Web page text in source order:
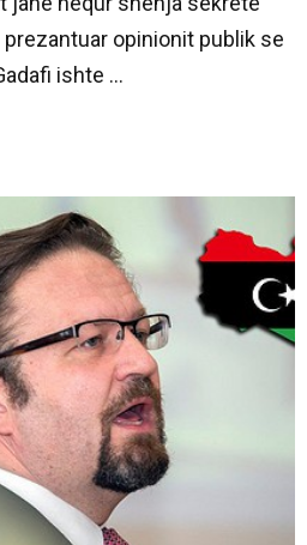
opinionit publik se
ishte ...